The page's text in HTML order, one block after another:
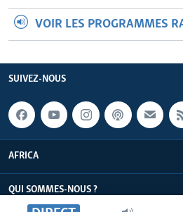
VOIR LES PROGRAMMES
SUIVEZ-NOUS
AFRICA
QUI SOMMES-NOUS ?